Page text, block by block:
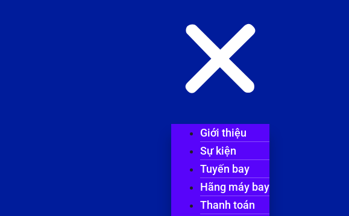
Giới thiệu
Sự kiện
Tuyến bay
Hãng máy bay
Thanh toán